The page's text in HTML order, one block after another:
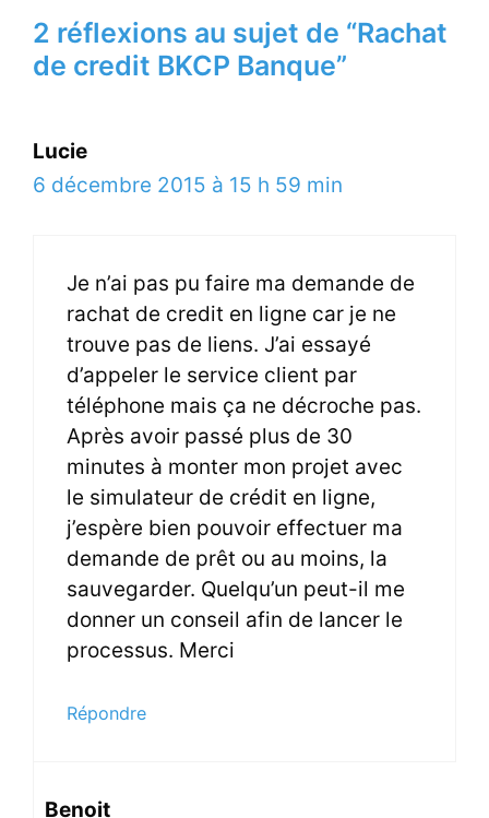
2 réflexions au sujet de “Rachat
de credit BKCP Banque”
Lucie
6 décembre 2015 à 15 h 59 min
Je n’ai pas pu faire ma demande de
rachat de credit en ligne car je ne
trouve pas de liens. J’ai essayé
d’appeler le service client par
téléphone mais ça ne décroche pas.
Après avoir passé plus de 30
minutes à monter mon projet avec
le simulateur de crédit en ligne,
j’espère bien pouvoir effectuer ma
demande de prêt ou au moins, la
sauvegarder. Quelqu’un peut-il me
donner un conseil afin de lancer le
processus. Merci
Répondre
Benoit